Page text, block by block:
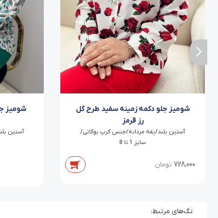
شومیز جلو دکمه زمینه سفید طرح گل
رز قرمز
آستین بلند/یقه مردانه/جنس کرپ بوگاتی/
سایز 1 تا 8
728,000 تومان
شومیز
آستین